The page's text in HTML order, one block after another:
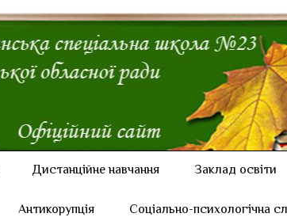
Дистанційне навчання Заклад освіти
Антикорупція Соціально-психологічна